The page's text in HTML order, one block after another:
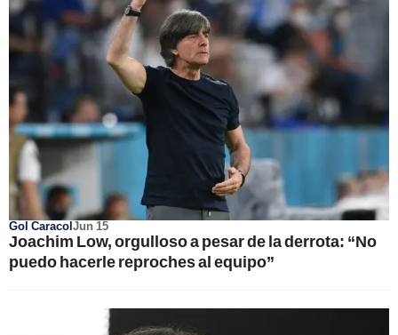
Gol CaracolJun 15
Joachim Low, orgulloso a pesar de la derrota: “No
puedo hacerle reproches al equipo”